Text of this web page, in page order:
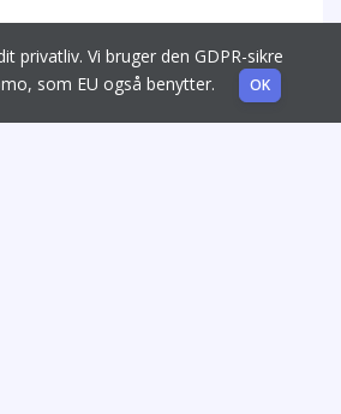
privatliv. Vi bruger den GDPR-sikre
som EU også benytter.
OK